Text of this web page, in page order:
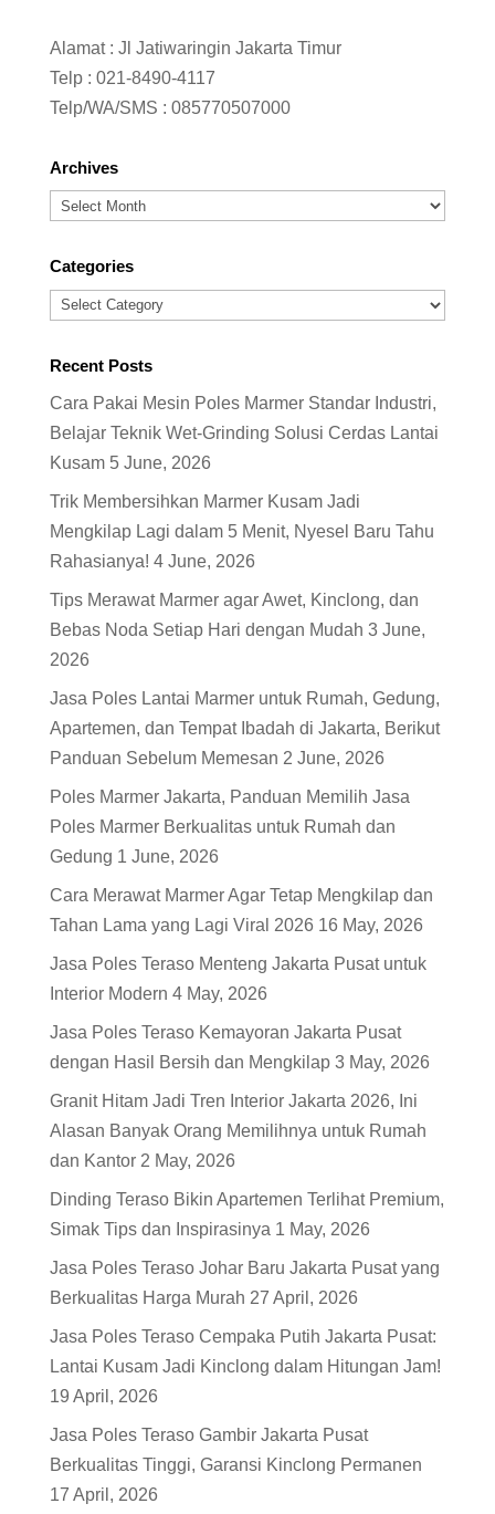
Alamat : Jl Jatiwaringin Jakarta Timur
Telp : 021-8490-4117
Telp/WA/SMS : 085770507000
Archives
Archives
Categories
Categories
Recent Posts
Cara Pakai Mesin Poles Marmer Standar Industri,
Belajar Teknik Wet-Grinding Solusi Cerdas Lantai
Kusam 5 June, 2026
Trik Membersihkan Marmer Kusam Jadi
Mengkilap Lagi dalam 5 Menit, Nyesel Baru Tahu
Rahasianya! 4 June, 2026
Tips Merawat Marmer agar Awet, Kinclong, dan
Bebas Noda Setiap Hari dengan Mudah 3 June,
2026
Jasa Poles Lantai Marmer untuk Rumah, Gedung,
Apartemen, dan Tempat Ibadah di Jakarta, Berikut
Panduan Sebelum Memesan 2 June, 2026
Poles Marmer Jakarta, Panduan Memilih Jasa
Poles Marmer Berkualitas untuk Rumah dan
Gedung 1 June, 2026
Cara Merawat Marmer Agar Tetap Mengkilap dan
Tahan Lama yang Lagi Viral 2026 16 May, 2026
Jasa Poles Teraso Menteng Jakarta Pusat untuk
Interior Modern 4 May, 2026
Jasa Poles Teraso Kemayoran Jakarta Pusat
dengan Hasil Bersih dan Mengkilap 3 May, 2026
Granit Hitam Jadi Tren Interior Jakarta 2026, Ini
Alasan Banyak Orang Memilihnya untuk Rumah
dan Kantor 2 May, 2026
Dinding Teraso Bikin Apartemen Terlihat Premium,
Simak Tips dan Inspirasinya 1 May, 2026
Jasa Poles Teraso Johar Baru Jakarta Pusat yang
Berkualitas Harga Murah 27 April, 2026
Jasa Poles Teraso Cempaka Putih Jakarta Pusat:
Lantai Kusam Jadi Kinclong dalam Hitungan Jam!
19 April, 2026
Jasa Poles Teraso Gambir Jakarta Pusat
Berkualitas Tinggi, Garansi Kinclong Permanen
17 April, 2026